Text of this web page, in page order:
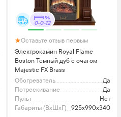
0-0-12
Оставьте отзыв первым
Электрокамин Royal Flame
Boston Темный дуб с очагом
Majestic FX Brass
Обогреватель
Да
Потрескивание
Да
Пульт
Нет
Габариты (ВхШхГ), мм925х990х340